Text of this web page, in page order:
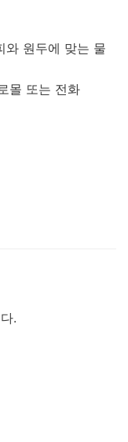
와 원두에 맞는 물
몰 또는 전화
.